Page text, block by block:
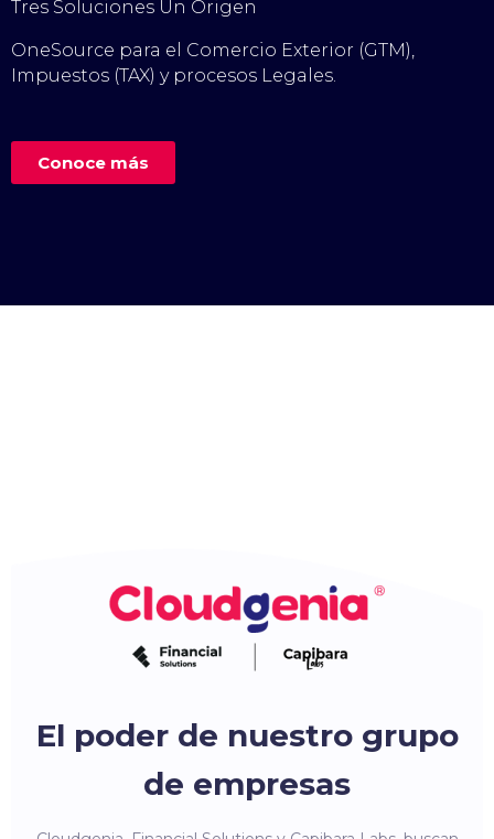
Tres Soluciones Un Origen
OneSource para el Comercio Exterior (GTM),
Impuestos (TAX) y procesos Legales.
Conoce más
El poder de nuestro grupo
de empresas